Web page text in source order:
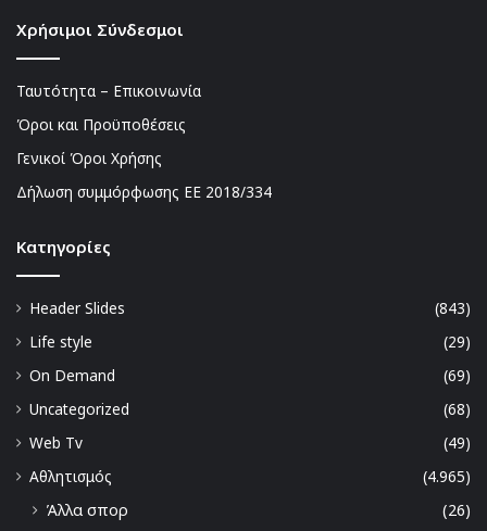
Χρήσιμοι Σύνδεσμοι
Ταυτότητα – Επικοινωνία
Όροι και Προϋποθέσεις
Γενικοί Όροι Χρήσης
Δήλωση συμμόρφωσης ΕΕ 2018/334
Kατηγορίες
Header Slides
(843)
Life style
(29)
On Demand
(69)
Uncategorized
(68)
Web Tv
(49)
Αθλητισμός
(4.965)
Άλλα σπορ
(26)